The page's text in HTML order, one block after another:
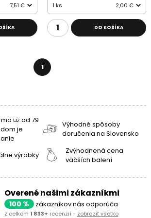
7,51 € 1 ks 2,00 €
DO KOŠÍKA
1
už od 79
je
Výhodné spôsoby
doručenia na Slovensko
výrobky
Zvýhodnená cena
väčších balení
Overené našimi zákazníkmi
100 % zákazníkov nás odporúča
z celkom 1 833+ recenzií - zobraziť všetko